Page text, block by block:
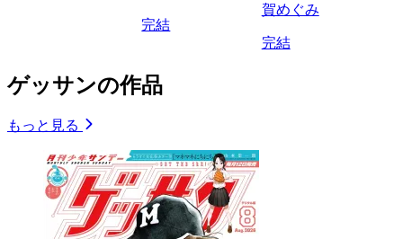
完結
賀めぐみ
完結
ゲッサンの作品
もっと見る